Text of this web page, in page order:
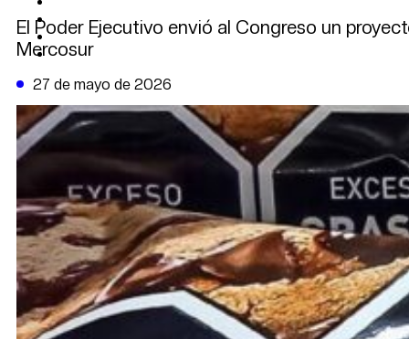
CAMBIO CLIMÁTICO
DATA FIRME
DE LA TRIBUNA TV
El Poder Ejecutivo envió al Congreso un
Mercosur
27 de mayo de 2026